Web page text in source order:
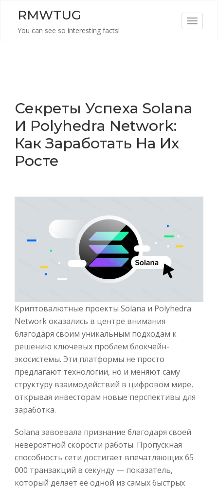
content
T
RMWTUG
You can see so interesting facts!
Секреты Успеха Solana
И Polyhedra Network:
Как Заработать На Их
Росте
Криптовалютные проекты Solana и Polyhedra
Network оказались в центре внимания
благодаря своим уникальным подходам к
решению ключевых проблем блокчейн-
экосистемы. Эти платформы не просто
предлагают технологии, но и меняют саму
структуру взаимодействий в цифровом мире,
открывая инвесторам новые перспективы для
заработка.
Solana завоевала признание благодаря своей
невероятной скорости работы. Пропускная
способность сети достигает впечатляющих 65
000 транзакций в секунду — показатель,
который делает её одной из самых быстрых